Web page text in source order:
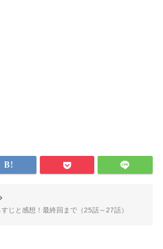
じと感想！最終回まで（25話～27話）